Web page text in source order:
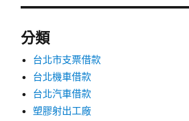
分類
台北市支票借款
台北機車借款
台北汽車借款
塑膠射出工廠